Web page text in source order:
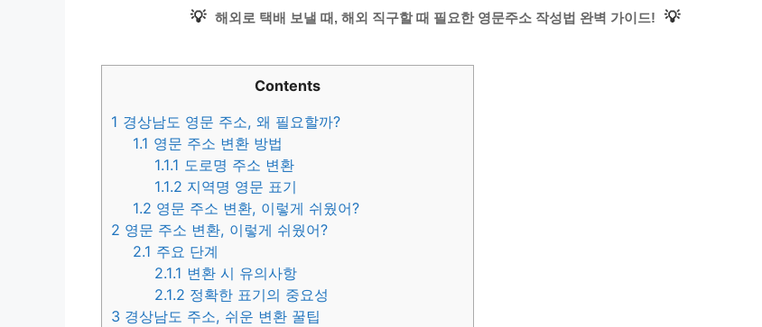
💡 해외로 택배 보낼 때, 해외 직구할 때 필요한 영문주소 작성법 완벽 가이드! 💡
Contents
1 경상남도 영문 주소, 왜 필요할까?
1.1 영문 주소 변환 방법
1.1.1 도로명 주소 변환
1.1.2 지역명 영문 표기
1.2 영문 주소 변환, 이렇게 쉬웠어?
2 영문 주소 변환, 이렇게 쉬웠어?
2.1 주요 단계
2.1.1 변환 시 유의사항
2.1.2 정확한 표기의 중요성
3 경상남도 주소, 쉬운 변환 꿀팁